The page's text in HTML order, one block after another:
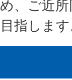
、ご近
指しま